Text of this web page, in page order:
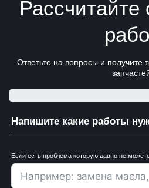
Рассчитайте
Ответьте на вопросы и получите
Напишите какие работы
Если есть проблема которую давно не